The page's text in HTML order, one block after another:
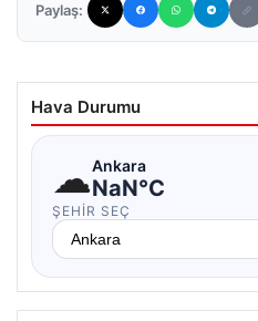
Paylaş:
Hava Durumu
☁Ankara
NaN°C
ŞEHIR SEÇ